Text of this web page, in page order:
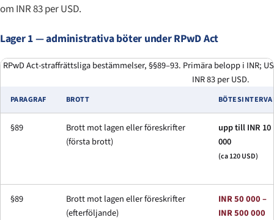
om INR 83 per USD.
Lager 1 — administrativa böter under RPwD Act
RPwD Act-straffrättsliga bestämmelser, §§89–93. Primära belopp i INR;
INR 83 per USD.
PARAGRAF BROTT
§89
Brott mot lagen eller föreskrifter
(första brott)
upp till INR 10
000
(ca 120 USD)
§89
Brott mot lagen eller föreskrifter
(efterföljande)
INR 50 000 –
INR 500 000